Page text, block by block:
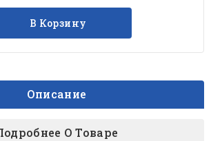
В Корзину
Описание
О Товаре